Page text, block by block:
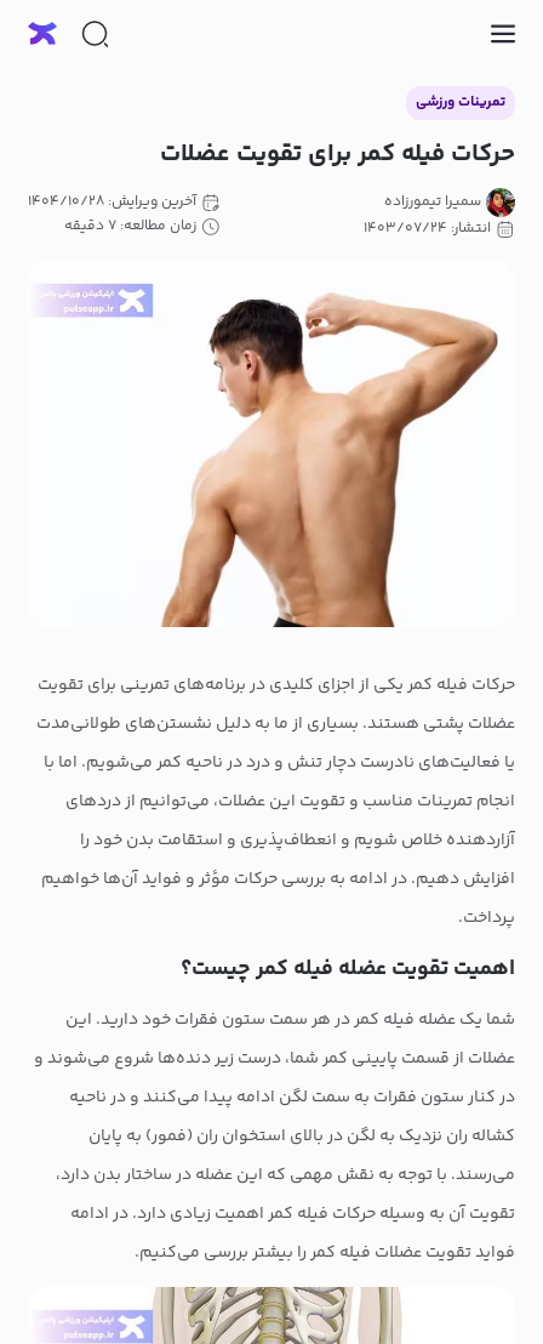
تمرینات ورزشی
حرکات فیله کمر برای تقویت عضلات
سمیرا تیمورزاده
انتشار: ۱۴۰۳/۰۷/۲۴
آخرین ویرایش: ۱۴۰۴/۱۰/۲۸
زمان مطالعه: ۷ دقیقه
حرکات فیله کمر یکی از اجزای کلیدی در برنامه‌های تمرینی برای تقویت
عضلات پشتی هستند. بسیاری از ما به دلیل نشستن‌های طولانی‌مدت
یا فعالیت‌های نادرست دچار تنش و درد در ناحیه کمر می‌شویم. اما با
انجام تمرینات مناسب و تقویت این عضلات، می‌توانیم از دردهای
آزاردهنده خلاص شویم و انعطاف‌پذیری و استقامت بدن خود را
افزایش دهیم. در ادامه به بررسی حرکات مؤثر و فواید آن‌ها خواهیم
پرداخت.
اهمیت تقویت عضله فیله کمر چیست؟
شما یک عضله فیله کمر در هر سمت ستون فقرات خود دارید. این
عضلات از قسمت پایینی کمر شما، درست زیر دنده‌ها شروع می‌شوند و
در کنار ستون فقرات به سمت لگن ادامه پیدا می‌کنند و در ناحیه
کشاله ران نزدیک به لگن در بالای استخوان ران (فمور) به پایان
می‌رسند. با توجه به نقش مهمی که این عضله در ساختار بدن دارد،
تقویت آن به وسیله حرکات فیله کمر اهمیت زیادی دارد. در ادامه
فواید تقویت عضلات فیله کمر را بیشتر بررسی می‌کنیم.